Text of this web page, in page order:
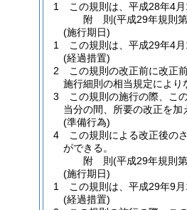
1
この規則は、平成28年4月
附 則(平成29年規則
(施行期日)
1
この規則は、平成29年4月
(経過措置)
2
この規則の改正前に改正
施行細則の相当規定により
3
この規則の施行の際、こ
当分の間、所要の改正を加
(準備行為)
4
この規則による改正後の
ができる。
附 則(平成29年規則
(施行期日)
1
この規則は、平成29年9月
(経過措置)